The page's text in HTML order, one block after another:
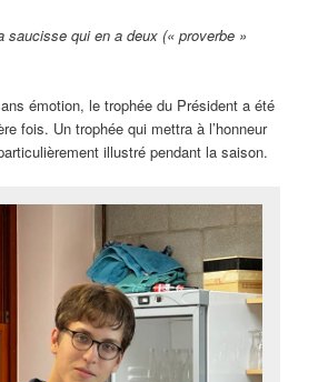
saucisse qui en a deux (« proverbe »
émotion, le trophée du Président a été
fois. Un trophée qui mettra à l’honneur
illustré pendant la saison.